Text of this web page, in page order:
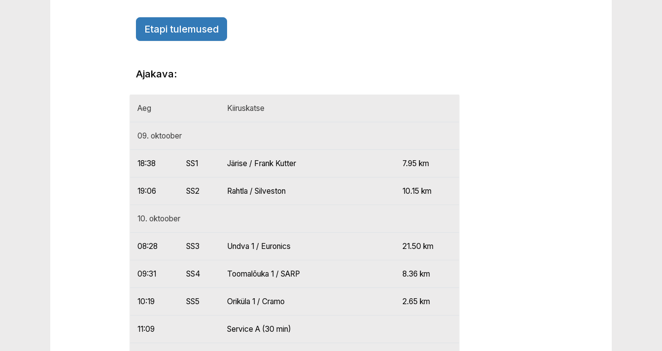
Etapi tulemused
Ajakava:
Aeg Kiiruskatse
09. oktoober
18:38 SS1 Järise / Frank Kutter 7.95 km
19:06 SS2 Rahtla / Silveston 10.15 km
10. oktoober
08:28 SS3 Undva 1 / Euronics 21.50 km
09:31 SS4 Toomalõuka 1 / SARP 8.36 km
10:19 SS5 Oriküla 1 / Cramo 2.65 km
11:09 Service A (30 min)